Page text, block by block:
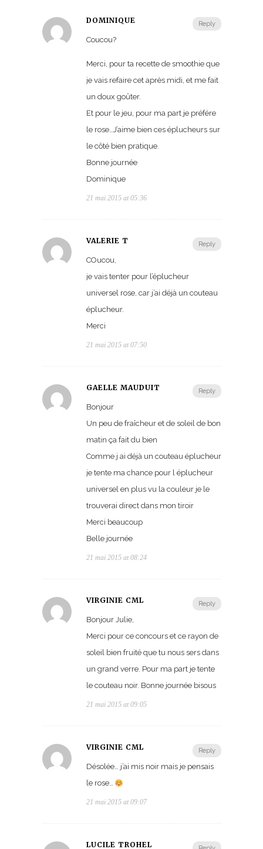
Reply
DOMINIQUE
Coucou?
Merci, pour ta recette de smoothie que
je vais refaire cet après midi, et me fait
un doux goûter.
Et pour le jeu, pour ma part je préfére
le rose…J’aime bien ces éplucheurs sur
le côté bien pratique.
Bonne journée
Dominique
21 mai 2015 at 05:36
Reply
VALÉRIE T
COucou,
je vais tenter pour l’éplucheur
universel rose, car j’ai déjà un couteau
éplucheur.
Merci
21 mai 2015 at 07:50
Reply
GAELLE MAUDUIT
Bonjour
Un peu de fraîcheur et de soleil de bon
matin ça fait du bien
Comme j ai déjà un couteau éplucheur
je tente ma chance pour l éplucheur
universel en plus vu la couleur je le
trouverai direct dans mon tiroir
Merci beaucoup
Belle journée
21 mai 2015 at 08:24
Reply
VIRGINIE CML
Bonjour Julie,
Merci pour ce concours et ce rayon de
soleil bien fruité que tu nous sers dans
un grand verre. Pour ma part je tente
le couteau noir. Bonne journée bisous
21 mai 2015 at 09:05
Reply
VIRGINIE CML
Désolée… j’ai mis noir mais je pensais
le rose…
21 mai 2015 at 09:07
LUCILE TROHEL